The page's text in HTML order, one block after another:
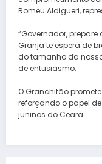
Romeu Aldigueri,
.
“Governador,
Granja te espera de
do tamanho da
de entusiasmo.
.
O Granchitão
reforçando o papel
juninos do Ceará.